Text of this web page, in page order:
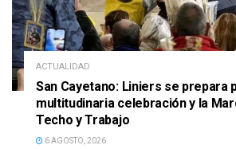
ACTUALIDAD
San Cayetano: Liniers se prepara
multitudinaria celebración y la
Techo y Trabajo
6 AGOSTO, 2026